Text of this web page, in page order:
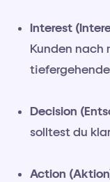
Interest
Kunden nach
Decision
solltest du
Action